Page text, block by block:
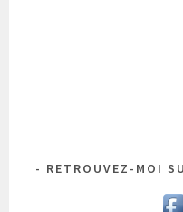
RETROUVEZ-MOI